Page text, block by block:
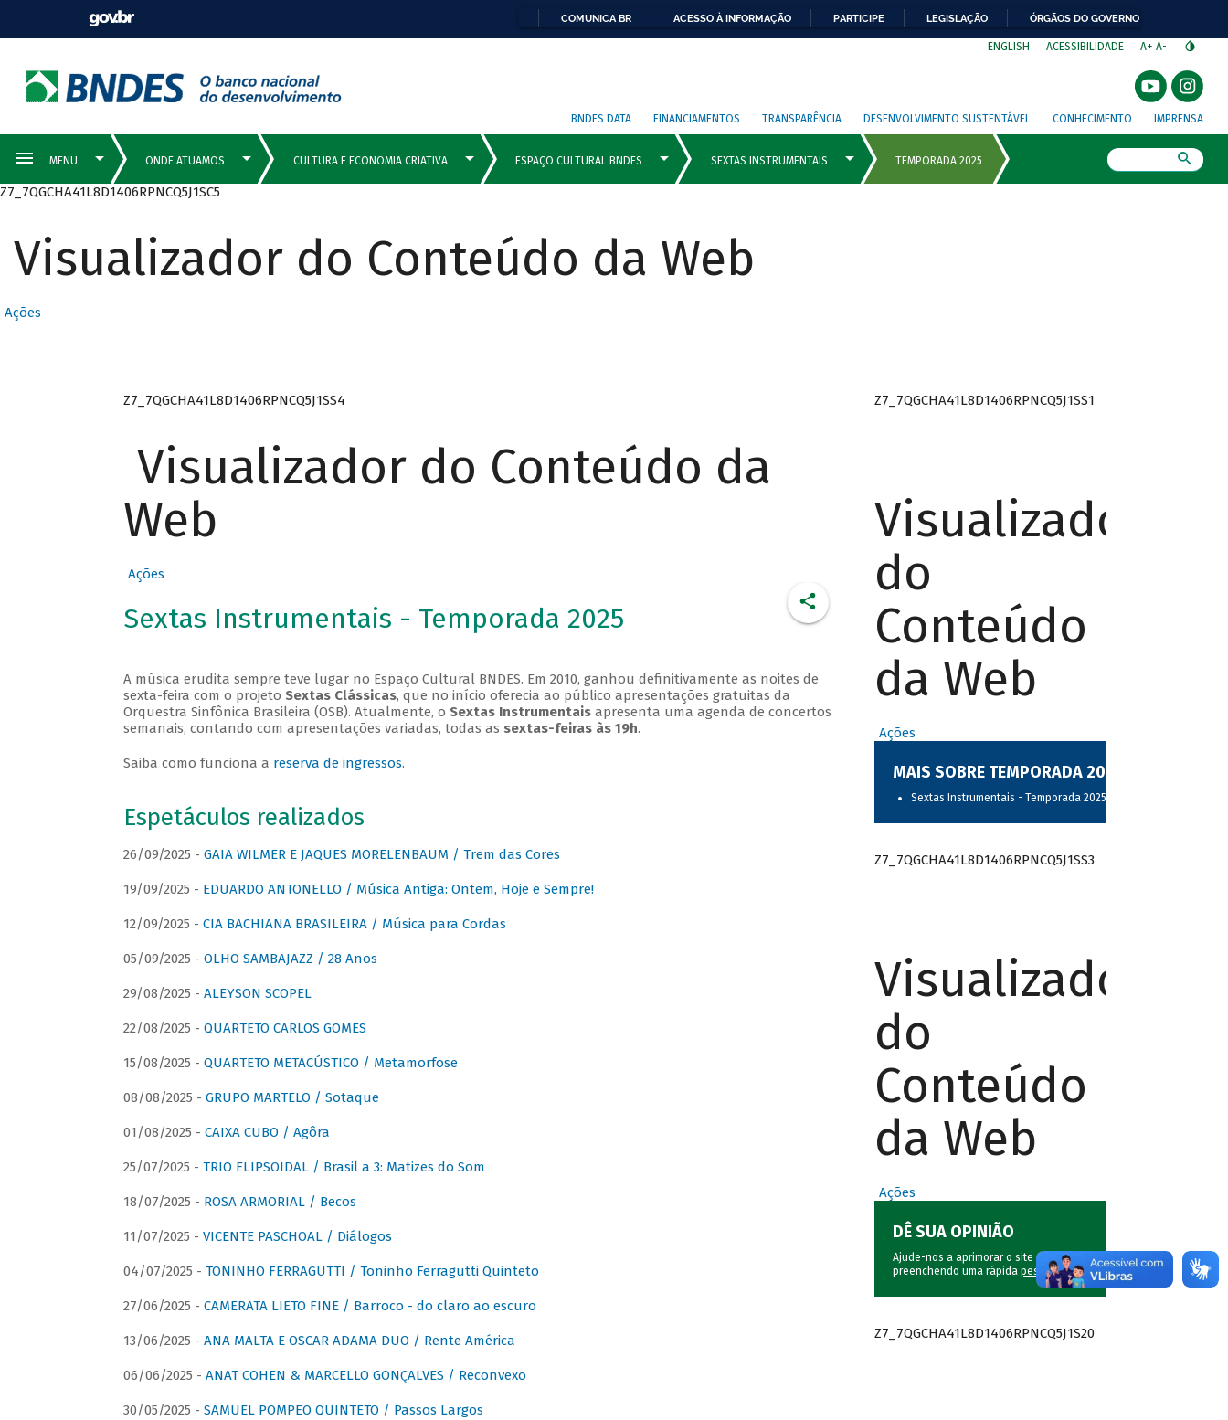
COMUNICA BR ACESSO À INFORMAÇÃO PARTICIPE LEGISLAÇÃO ÓRGÃOS DO GOVERNO
ENGLISH ACESSIBILIDADE A+ A-
BNDES DATA FINANCIAMENTOS TRANSPARÊNCIA DESENVOLVIMENTO SUSTENTÁVEL CONHECIMENTO IMPRENSA
Z7_7QGCHA41L8D1406RPNCQ5J1SC5
Visualizador do Conteúdo da Web
Ações
Z7_7QGCHA41L8D1406RPNCQ5J1SS4
Visualizador do Conteúdo da
Web
Ações
Sextas Instrumentais - Temporada 2025
A música erudita sempre teve lugar no Espaço Cultural BNDES. Em 2010, ganhou definitivamente as noites de
sexta-feira com o projeto Sextas Clássicas, que no início oferecia ao público apresentações gratuitas da
Orquestra Sinfônica Brasileira (OSB). Atualmente, o Sextas Instrumentaisapresenta uma agenda de concertos
semanais, contando com apresentações variadas, todas as sextas-feiras às 19h.
Saiba como funciona a reserva de ingressos.
Espetáculos realizados
26/09/2025 - GAIA WILMER E JAQUES MORELENBAUM / Trem das Cores
19/09/2025 - EDUARDO ANTONELLO / Música Antiga: Ontem, Hoje e Sempre!
12/09/2025 - CIA BACHIANA BRASILEIRA / Música para Cordas
05/09/2025 - OLHO SAMBAJAZZ / 28 Anos
29/08/2025 - ALEYSON SCOPEL
22/08/2025 - QUARTETO CARLOS GOMES
15/08/2025 - QUARTETO METACÚSTICO / Metamorfose
08/08/2025 - GRUPO MARTELO / Sotaque
01/08/2025 - CAIXA CUBO / Agôra
25/07/2025 - TRIO ELIPSOIDAL / Brasil a 3: Matizes do Som
18/07/2025 - ROSA ARMORIAL / Becos
11/07/2025 - VICENTE PASCHOAL / Diálogos
04/07/2025 - TONINHO FERRAGUTTI / Toninho Ferragutti Quinteto
27/06/2025 - CAMERATA LIETO FINE / Barroco - do claro ao escuro
13/06/2025 - ANA MALTA E OSCAR ADAMA DUO / Rente América
06/06/2025 - ANAT COHEN & MARCELLO GONÇALVES / Reconvexo
30/05/2025 - SAMUEL POMPEO QUINTETO / Passos Largos
Z7_7QGCHA41L8D1406RPNCQ5J1SS1
Visualizador
do
Conteúdo
da Web
Ações
MAIS SOBRE TEMPORADA 2025
Sextas Instrumentais - Temporada 2025
Z7_7QGCHA41L8D1406RPNCQ5J1SS3
Visualizador
do
Conteúdo
da Web
Ações
DÊ SUA OPINIÃO
Ajude-nos a aprimorar o site do BNDES
preenchendo uma rápida pesquisa.
Z7_7QGCHA41L8D1406RPNCQ5J1S20